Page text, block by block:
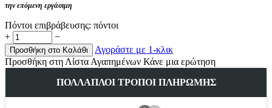
την επόμενη εργάσιμη
Πόντοι επιβράβευσης: πόντοι
+
−
Προσθήκη στο Καλάθι
Αγοράστε με 1-κλικ
Προσθήκη στη Λίστα Αγαπημένων Κάνε μια ερώτηση
ΠΟΛΛΑΠΛΟΊ ΤΡΌΠΟΙ ΠΛΗΡΩΜΉΣ